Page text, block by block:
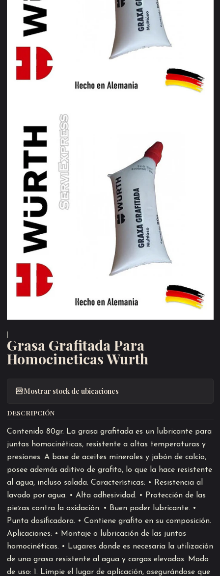
Grasa Grafitada Para
Homocineticas Wurth
Mostrar stock de ubicaciones
DESCRIPCIÓN
Contenido 80gr. La grasa grafitada es un lubricante para
juntas homocinéticas, resistente a altas temperaturas y
presiones. A base de aceites minerales y jabón de calcio,
posee además aditivo de grafito, lo que la hace resistente
al agua, incluso salada. Características: • Resistencia al
lavado por agua. • Alta adhesividad. • Protección de las
piezas contra la oxidación. • Buen poder lubricante. •
Punta dosificadora. • Contiene grafito en su composición.
Aplicaciones: • Montaje o lubricación de las juntas
homocinéticas. • Lugares donde es necesaria la utilización
de una grasa resistente al agua y cargas elevadas. Modo
de uso: 1. Limpie el lugar de aplicación, asegurándose que